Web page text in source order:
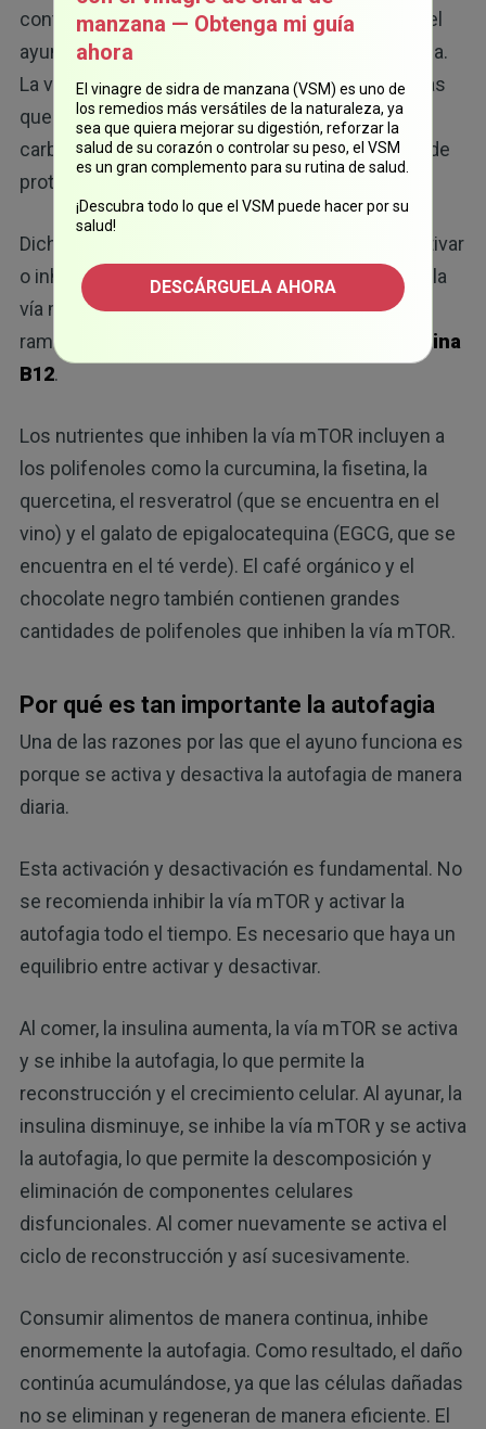
controlar la autofagia. Al inhibir la vía mTOR con el
ayuno intermitente, es posible activar la autofagia.
La vía MTOR es un sensor de nutrientes. Mientras
que la insulina detecta el consumo de
carbohidratos, la vía mTOR detecta el consumo de
proteínas.
Dicho esto, otros nutrientes también pueden activar
o inhibir la vía mTOR. Los nutrientes que activan la
vía mTOR incluyen: los aminoácidos de cadena
ramificada, la glutamina, el metil folato y la
vitamina
B12.
Los nutrientes que inhiben la vía mTOR incluyen a
los polifenoles como la curcumina, la fisetina, la
quercetina, el resveratrol (que se encuentra en el
vino) y el galato de epigalocatequina (EGCG, que se
encuentra en el té verde). El café orgánico y el
chocolate negro también contienen grandes
cantidades de polifenoles que inhiben la vía mTOR.
Por qué es tan importante la autofagia
Una de las razones por las que el ayuno funciona es
porque se activa y desactiva la autofagia de manera
diaria.
Esta activación y desactivación es fundamental. No
se recomienda inhibir la vía mTOR y activar la
autofagia todo el tiempo. Es necesario que haya un
equilibrio entre activar y desactivar.
Al comer, la insulina aumenta, la vía mTOR se activa
y se inhibe la autofagia, lo que permite la
reconstrucción y el crecimiento celular. Al ayunar, la
insulina disminuye, se inhibe la vía mTOR y se activa
la autofagia, lo que permite la descomposición y
eliminación de componentes celulares
disfuncionales. Al comer nuevamente se activa el
ciclo de reconstrucción y así sucesivamente.
Consumir alimentos de manera continua, inhibe
enormemente la autofagia. Como resultado, el daño
continúa acumulándose, ya que las células dañadas
no se eliminan y regeneran de manera eficiente. El
manzana — Obtenga mi guía
ahora
El vinagre de sidra de manzana (VSM) es uno de
los remedios más versátiles de la naturaleza, ya
sea que quiera mejorar su digestión, reforzar la
salud de su corazón o controlar su peso, el VSM
es un gran complemento para su rutina de salud.
¡Descubra todo lo que el VSM puede hacer por su
salud!
DESCÁRGUELA AHORA